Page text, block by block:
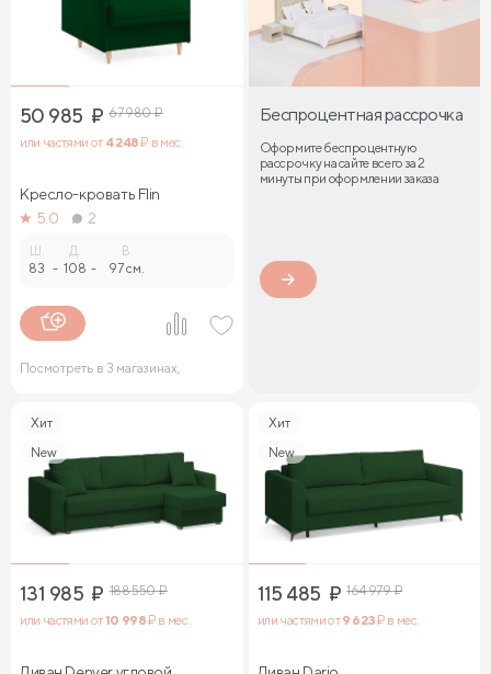
50 985 ₽ 67 980₽
или частями от 4 248₽ в мес.
Кресло-кровать Flin
5.0
2
83 -
Д.
108 -
В.
97 см.
Посмотреть в 3 магазинах,
Беспроцентная рассрочка
Оформите беспроцентную
рассрочку на сайте всего за 2
минуты при оформлении заказа
Хит
New
131 985 ₽ 188 550₽
или частями от10 998₽ в мес.
Хит
New
115 485 ₽ 164 979₽
или частями от9 623₽ в мес.